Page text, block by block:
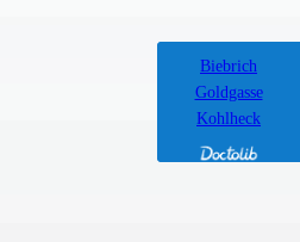
Biebrich
Goldgasse
Kohlheck
Biebrich
Goldgasse
Kohlheck
Biebrich
Goldgasse
Kohlheck